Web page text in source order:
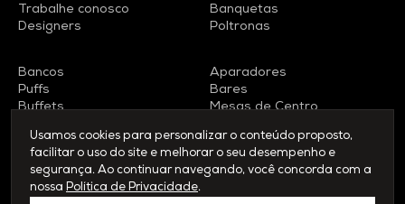
Usamos cookies para personalizar o conteúdo proposto,
facilitar o uso do site e melhorar o seu desempenho e
segurança. Ao continuar navegando, você concorda com a
nossa Política de Privacidade.
Trabalhe conosco
Designers
Banquetas
Poltronas
Bancos
Puffs
Buffets
Aparadores
Bares
Mesas de Centro